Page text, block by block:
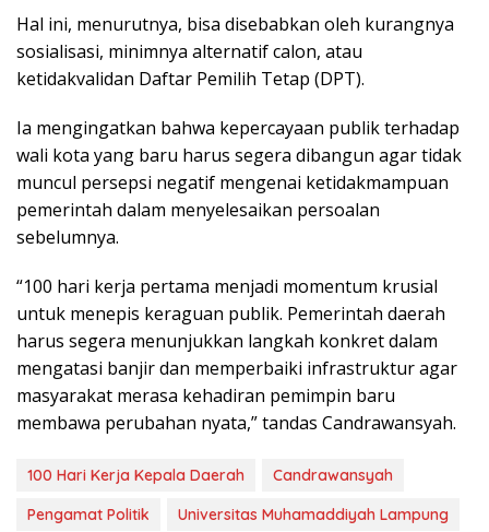
Hal ini, menurutnya, bisa disebabkan oleh kurangnya
sosialisasi, minimnya alternatif calon, atau
ketidakvalidan Daftar Pemilih Tetap (DPT).
Ia mengingatkan bahwa kepercayaan publik terhadap
wali kota yang baru harus segera dibangun agar tidak
muncul persepsi negatif mengenai ketidakmampuan
pemerintah dalam menyelesaikan persoalan
sebelumnya.
“100 hari kerja pertama menjadi momentum krusial
untuk menepis keraguan publik. Pemerintah daerah
harus segera menunjukkan langkah konkret dalam
mengatasi banjir dan memperbaiki infrastruktur agar
masyarakat merasa kehadiran pemimpin baru
membawa perubahan nyata,” tandas Candrawansyah.
100 Hari Kerja Kepala Daerah
Candrawansyah
Pengamat Politik
Universitas Muhamaddiyah Lampung